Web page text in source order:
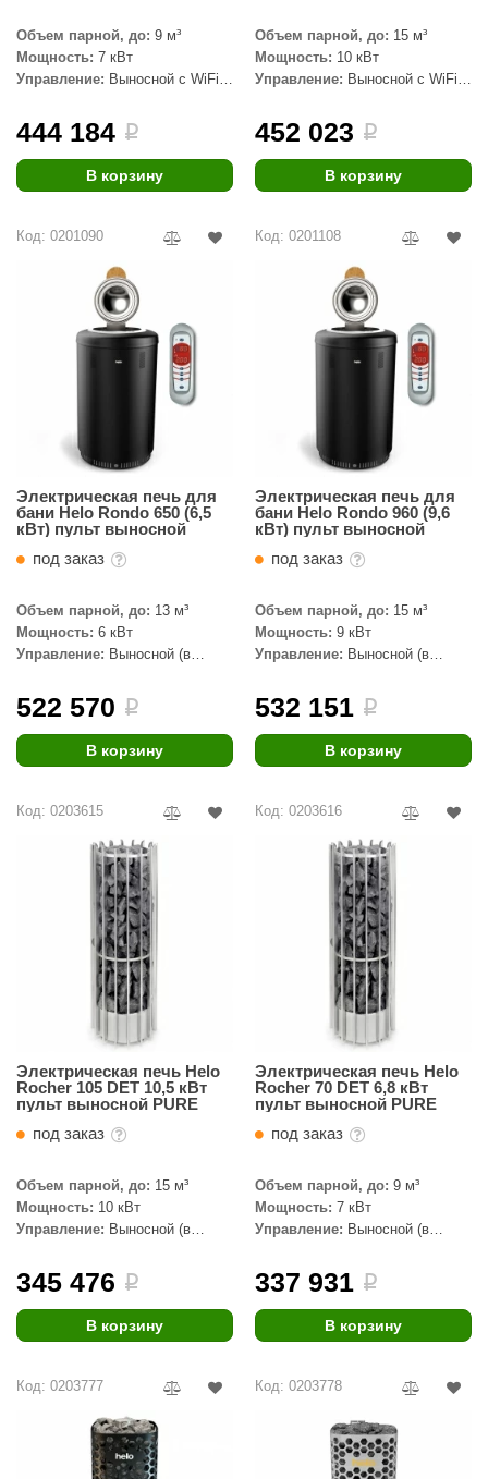
тепла
камень
камень
ecology
Объем парной, до: 9 м³
Мощность: 7 кВт
Управление: Выносной с WiFi
444 184 i
В корзину
Объем парной, до: 15 м³
Мощность: 10 кВт
Управление: Выносной с WiFi
452 023 i
В корзину
Код: 0201090
Электрическая печь для
бани Helo Rondo 650 (6,5
кВт) пульт выносной
под заказ
Объем парной, до: 13 м³
Мощность: 6 кВт
Управление: Выносной (в
522 570 i
В корзину
Код: 0201108
Электрическая печь для
бани Helo Rondo 960 (9,6
кВт) пульт выносной
под заказ
Объем парной, до: 15 м³
Мощность: 9 кВт
Управление: Выносной (в
532 151 i
В корзину
Код: 0203615
Электрическая печь Helo
Rocher 105 DET 10,5 кВт
пульт выносной PURE
под заказ
Объем парной, до: 15 м³
Мощность: 10 кВт
Управление: Выносной (в
345 476 i
В корзину
Код: 0203616
Электрическая печь Helo
Rocher 70 DET 6,8 кВт
пульт выносной PURE
под заказ
Объем парной, до: 9 м³
Мощность: 7 кВт
Управление: Выносной (в
337 931 i
В корзину
Код: 0203777 Код: 0203778